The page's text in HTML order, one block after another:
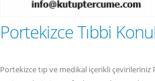
Portekizce Tıbbi
Portekizce tıp ve medikal içerikli